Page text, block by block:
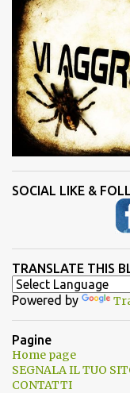
i
SOCIAL LIKE &
TRANSLATE THIS
Powered by
Pagine
Home page
SEGNALA IL TUO
CONTATTI